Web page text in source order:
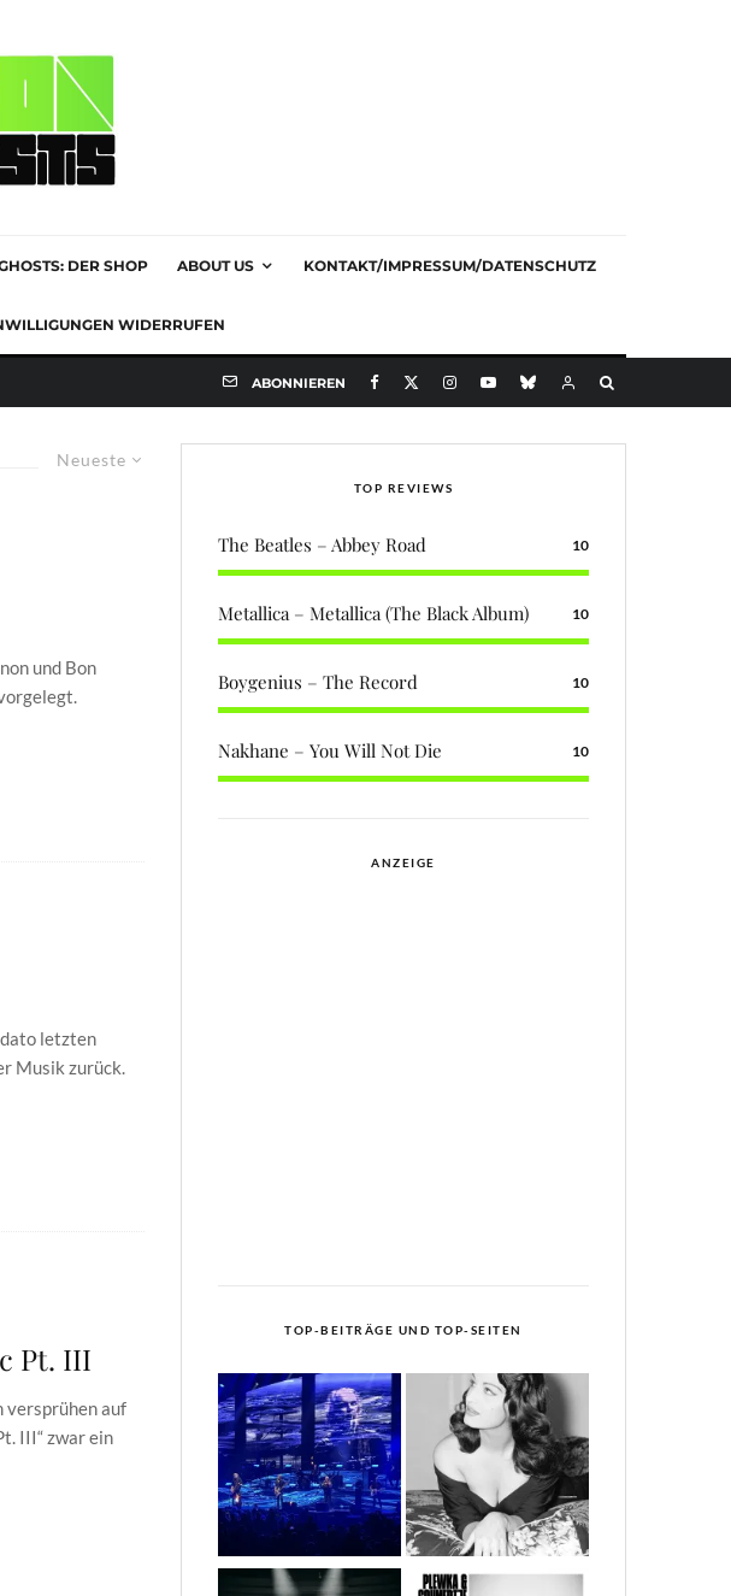
DER SHOP ABOUT US KONTAKT/IMPRESSUM/DATENSCHUTZ
WIDERRUFEN
ABONNIEREN
Neueste
und Bon
dato letzten
Musik zurück.
Pt. III
versprühen auf
III“ zwar ein
TOP REVIEWS
The Beatles – Abbey Road 10
Metallica – Metallica (The Black Album) 10
Boygenius – The Record 10
Nakhane – You Will Not Die 10
ANZEIGE
TOP-BEITRÄGE UND TOP-SEITEN